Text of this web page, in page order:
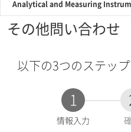
Analytical and Measuring
その他問い合わせ
以下の3つのステッ
1
現
情報入力